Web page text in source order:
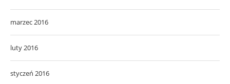
marzec 2016
luty 2016
styczeń 2016